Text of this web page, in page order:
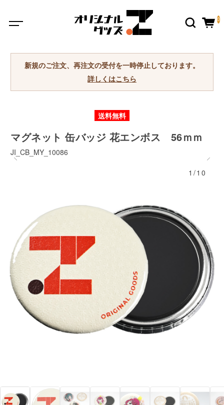
0
新規のご注文、再注文の受付を一時停止しております。
詳しくはこちら
送料無料
マグネット 缶バッジ 花エンボス 56ｍｍ
JI_CB_MY_10086
1/10